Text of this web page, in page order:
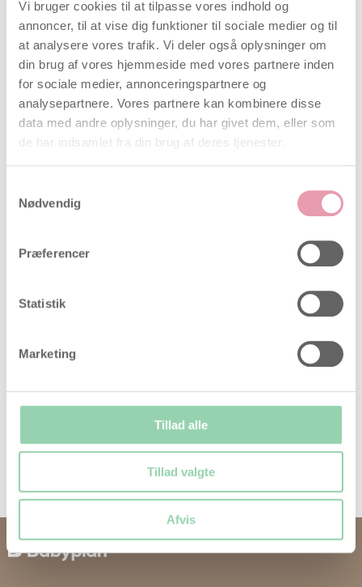
Vi bruger cookies til at tilpasse vores indhold og
annoncer, til at vise dig funktioner til sociale medier og til
at analysere vores trafik. Vi deler også oplysninger om
din brug af vores hjemmeside med vores partnere inden
for sociale medier, annonceringspartnere og
analysepartnere. Vores partnere kan kombinere disse
data med andre oplysninger, du har givet dem, eller som
de har indsamlet fra din brug af deres tjenester.
Nødvendig
Præferencer
Statistik
Marketing
Tillad alle
Tillad valgte
Afvis
Indstil den inderste cirkel så “Beregn” vises i
vinduet
Placér den røde pil ved den første dag af din
sidste menstruation
Aflæs din forventede terminsdato ud fra den